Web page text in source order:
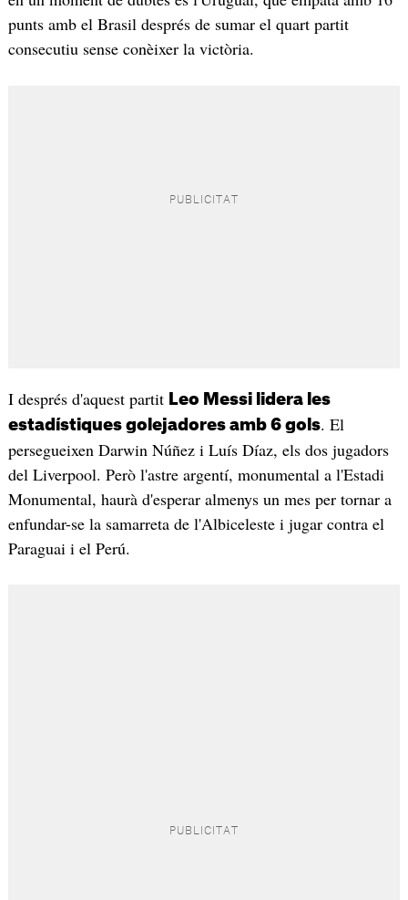
punts amb el Brasil després de sumar el quart partit
consecutiu sense conèixer la victòria.
I després d'aquest partit Leo Messi lidera les
estadístiques golejadores amb 6 gols. El
persegueixen Darwin Núñez i Luís Díaz, els dos jugadors
del Liverpool. Però l'astre argentí, monumental a l'Estadi
Monumental, haurà d'esperar almenys un mes per tornar a
enfundar-se la samarreta de l'Albiceleste i jugar contra el
Paraguai i el Perú.